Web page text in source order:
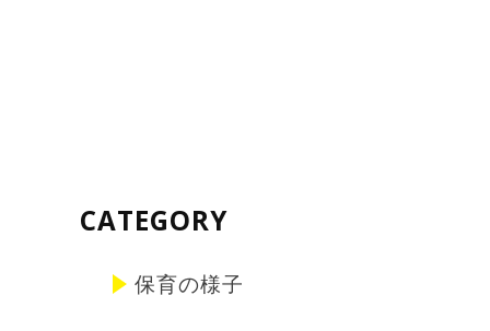
CATEGORY
保育の様子